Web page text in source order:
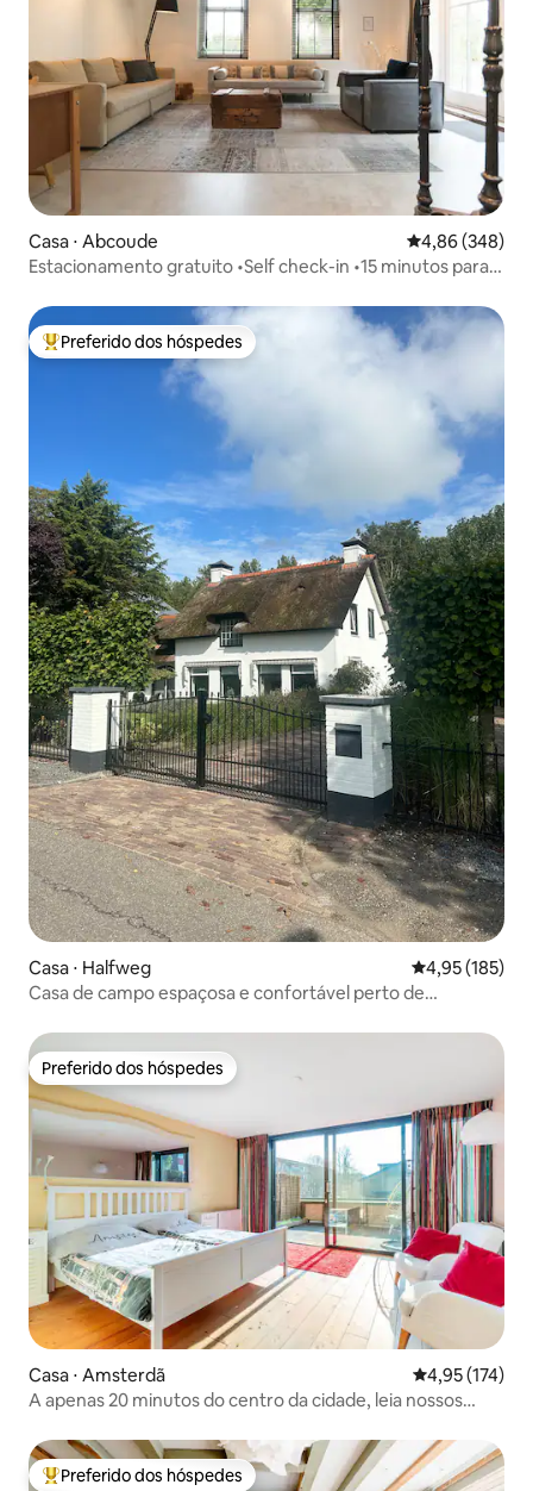
Casa ⋅ Abcoude 4,86 de uma
4,86 (348)
Estacionamento gratuito •Self check-in •15 minutos para
Entre os melhores preferidos dos hóspedes
Preferido dos hóspedes
Casa ⋅ Halfweg 4,95 de uma
4,95 (185)
Casa de campo espaçosa e confortável perto de
Preferido dos hóspedes
Preferido dos hóspedes
Casa ⋅ Amsterdã 4,95 de uma
4,95 (174)
A apenas 20 minutos do centro da cidade, leia nossos
Entre os melhores preferidos dos hóspedes
Preferido dos hóspedes